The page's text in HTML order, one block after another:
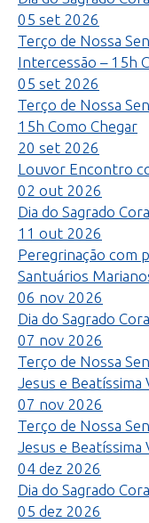
05 set 2026
Terço de Nossa
Intercessão – 15h
05 set 2026
Terço de Nossa
15h Como Chegar
20 set 2026
Louvor Encontro
02 out 2026
Dia do Sagrado
11 out 2026
Peregrinação com
Santuários
06 nov 2026
Dia do Sagrado
07 nov 2026
Terço de Nossa
Jesus e Beatíssima
07 nov 2026
Terço de Nossa
Jesus e Beatíssima
04 dez 2026
Dia do Sagrado
05 dez 2026